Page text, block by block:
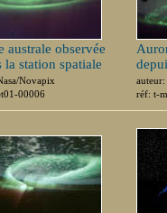
australe observée
la station spatiale
Novapix
00006
réf: t-